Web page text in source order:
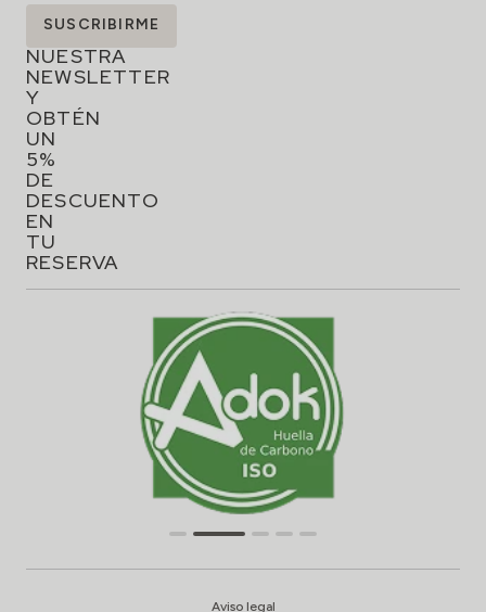
SUSCRÍBETE
NUESTRA
NEWSLETTER
Y
OBTÉN
UN
5%
DE
DESCUENTO
EN
TU
RESERVA
SUSCRIBIRME
Aviso legal